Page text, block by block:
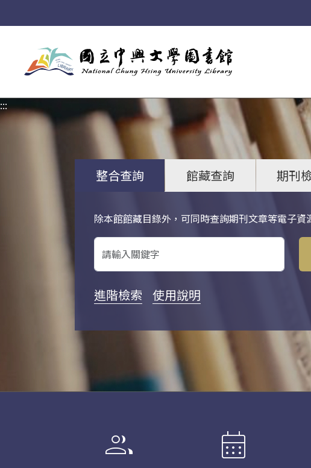
:::
整合查詢 館藏查詢 期刊
除本館館藏目錄外，可同時查詢期刊文章等電子資
關鍵字搜尋
進階檢索 使用說明
group calendar_month